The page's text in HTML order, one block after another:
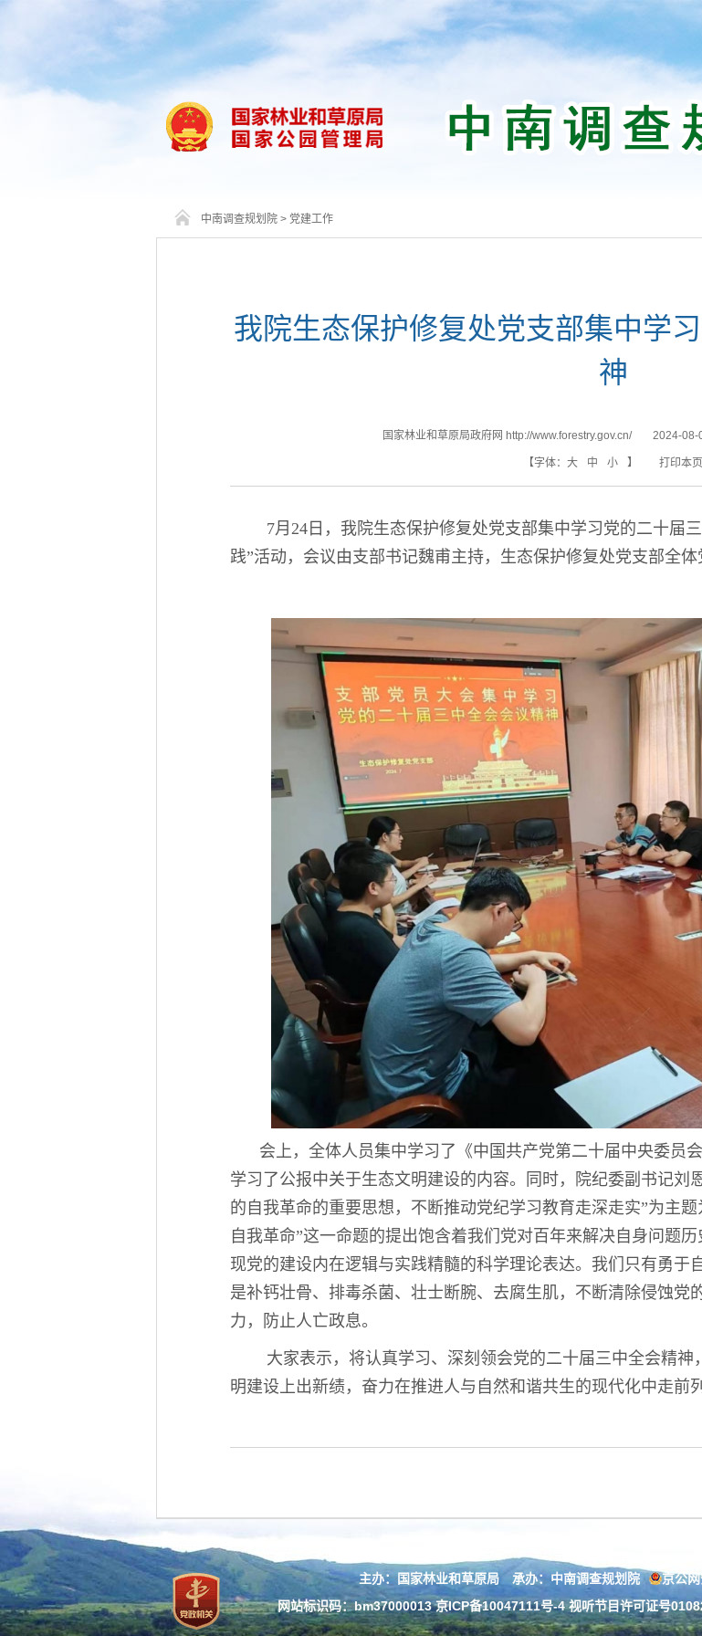
中南调查规划院 > 党建工作
我院生态保护修复处党支部集中学
神
国家林业和草原局政府网 http://www.forestry.gov.cn/ 2024-08-
【字体： 大 中 小 】 打印本页
7月24日，我院生态保护修复处党支部集中学习党的二十届
践”活动，会议由支部书记魏甫主持，生态保护修复处党支部全体
会上，全体人员集中学习了《中国共产党第二十届中央委员
学习了公报中关于生态文明建设的内容。同时，院纪委副书记刘
的自我革命的重要思想，不断推动党纪学习教育走深走实”为主
自我革命”这一命题的提出饱含着我们党对百年来解决自身问题
现党的建设内在逻辑与实践精髓的科学理论表达。我们只有勇于
是补钙壮骨、排毒杀菌、壮士断腕、去腐生肌，不断清除侵蚀党
力，防止人亡政息。
大家表示，将认真学习、深刻领会党的二十届三中全会精
明建设上出新绩，奋力在推进人与自然和谐共生的现代化中走前
主办：国家林业和草原局 承办：中南调查规划院
京公
网站标识码：bm37000013京ICP备10047111号-4视听节目许可证号